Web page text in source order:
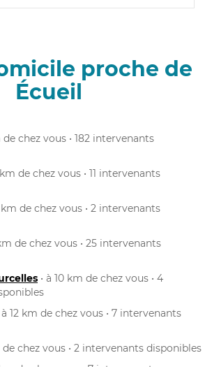
proche de
Écueil
de chez vous • 182 intervenants
km de chez vous • 11 intervenants
km de chez vous • 2 intervenants
de chez vous • 25 intervenants
• à 10 km de chez vous • 4
à 12 km de chez vous • 7 intervenants
de chez vous • 2 intervenants disponibles